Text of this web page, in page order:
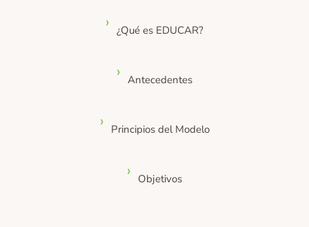
¿Qué es EDUCAR?
Antecedentes
Principios del Modelo
Objetivos